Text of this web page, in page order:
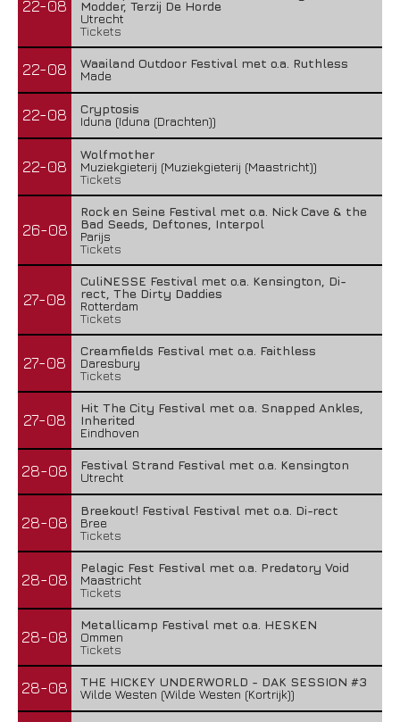
22-08
Modder, Terzij De Horde
Utrecht
Tickets
22-08
Waailand Outdoor Festival met o.a. Ruthless
Made
22-08
Cryptosis
Iduna (Iduna (Drachten))
22-08
Wolfmother
Muziekgieterij (Muziekgieterij (Maastricht))
Tickets
26-08
Rock en Seine Festival met o.a. Nick Cave & the
Bad Seeds, Deftones, Interpol
Parijs
Tickets
27-08
CuliNESSE Festival met o.a. Kensington, Di-
rect, The Dirty Daddies
Rotterdam
Tickets
27-08
Creamfields Festival met o.a. Faithless
Daresbury
Tickets
27-08
Hit The City Festival met o.a. Snapped Ankles,
Inherited
Eindhoven
28-08
Festival Strand Festival met o.a. Kensington
Utrecht
28-08
Breekout! Festival Festival met o.a. Di-rect
Bree
Tickets
28-08
Pelagic Fest Festival met o.a. Predatory Void
Maastricht
Tickets
28-08
Metallicamp Festival met o.a. HESKEN
Ommen
Tickets
28-08
THE HICKEY UNDERWORLD - DAK SESSION #3
Wilde Westen (Wilde Westen (Kortrijk))